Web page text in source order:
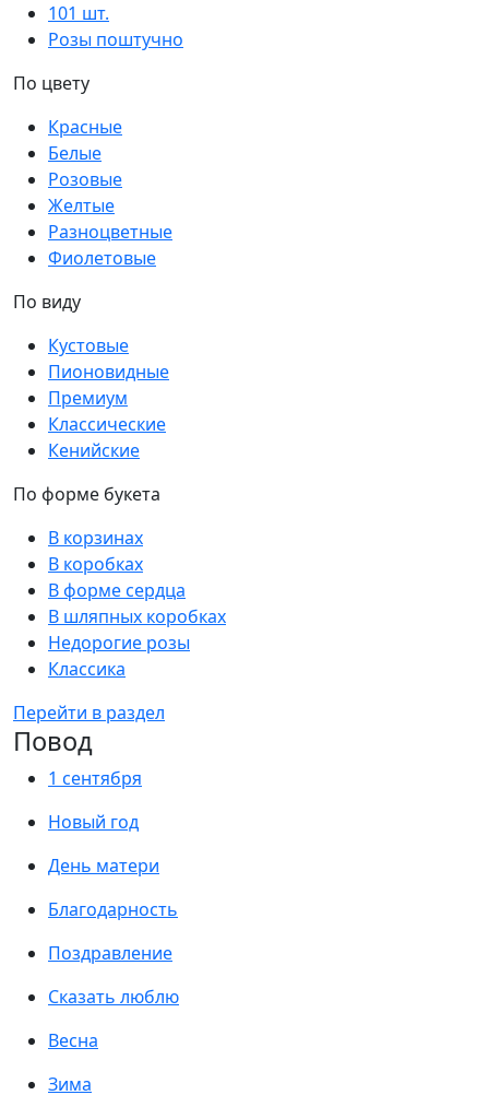
101 шт.
Розы поштучно
По цвету
Красные
Белые
Розовые
Желтые
Разноцветные
Фиолетовые
По виду
Кустовые
Пионовидные
Премиум
Классические
Кенийские
По форме букета
В корзинах
В коробках
В форме сердца
В шляпных коробках
Недорогие розы
Классика
Перейти в раздел
Повод
1 сентября
Новый год
День матери
Благодарность
Поздравление
Сказать люблю
Весна
Зима